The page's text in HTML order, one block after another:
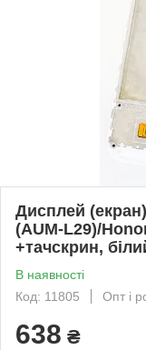
Дисплей
(AUM-L29)/
+тачскрин,
В наявності
Код: 11805
Опт і
638 ₴